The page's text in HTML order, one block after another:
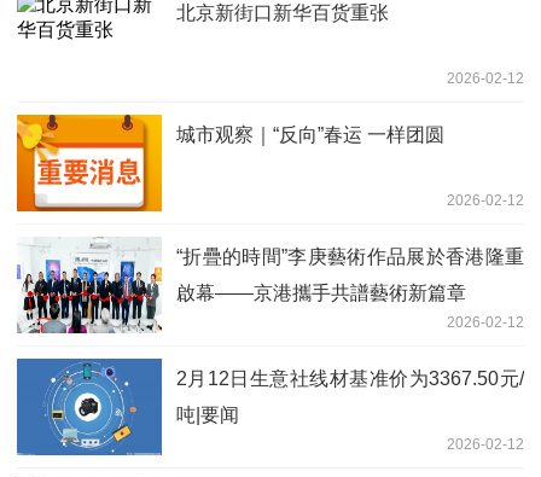
北京新街口新华百货重张
2026-02-12
城市观察｜“反向”春运 一样团圆
2026-02-12
“折疊的時間”李庚藝術作品展於香港隆重
啟幕——京港攜手共譜藝術新篇章
2026-02-12
2月12日生意社线材基准价为3367.50元/
吨|要闻
2026-02-12